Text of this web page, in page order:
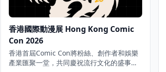
香港國際動漫展 Hong Kong Comic
Con 2026
香港首屆Comic Con將粉絲、創作者和娛樂
產業匯聚一堂，共同慶祝流行文化的盛事。